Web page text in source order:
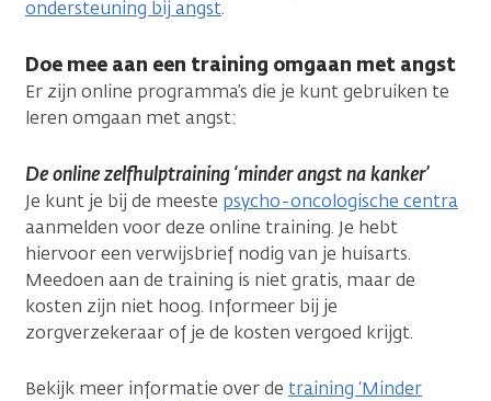
ondersteuning bij angst.
Doe mee aan een training omgaan met angst
Er zijn online programma’s die je kunt gebruiken te
leren omgaan met angst:
De online zelfhulptraining ‘minder angst na kanker’
Je kunt je bij de meeste psycho-oncologische centra
aanmelden voor deze online training. Je hebt
hiervoor een verwijsbrief nodig van je huisarts.
Meedoen aan de training is niet gratis, maar de
kosten zijn niet hoog. Informeer bij je
zorgverzekeraar of je de kosten vergoed krijgt.
Bekijk meer informatie over de training ‘Minder